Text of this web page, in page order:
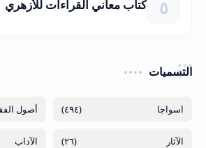
كتاب معاني القراءات للأزهري
التسميات
(٤٩٤)
(٢٦)